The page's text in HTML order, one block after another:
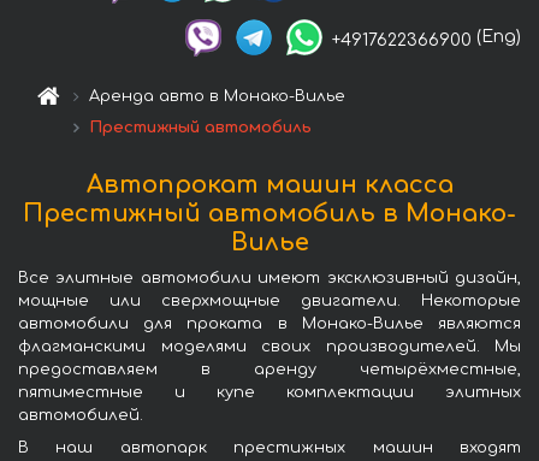
+4917622366900 (Eng)
Аренда авто в Монако-Вилье
Престижный автомобиль
Автопрокат машин класса
Престижный автомобиль в Монако-
Вилье
Все элитные автомобили имеют эксклюзивный дизайн,
мощные или сверхмощные двигатели. Некоторые
автомобили для проката в Монако-Вилье являются
флагманскими моделями своих производителей. Мы
предоставляем в аренду четырёхместные,
пятиместные и купе комплектации элитных
автомобилей.
В наш автопарк престижных машин входят